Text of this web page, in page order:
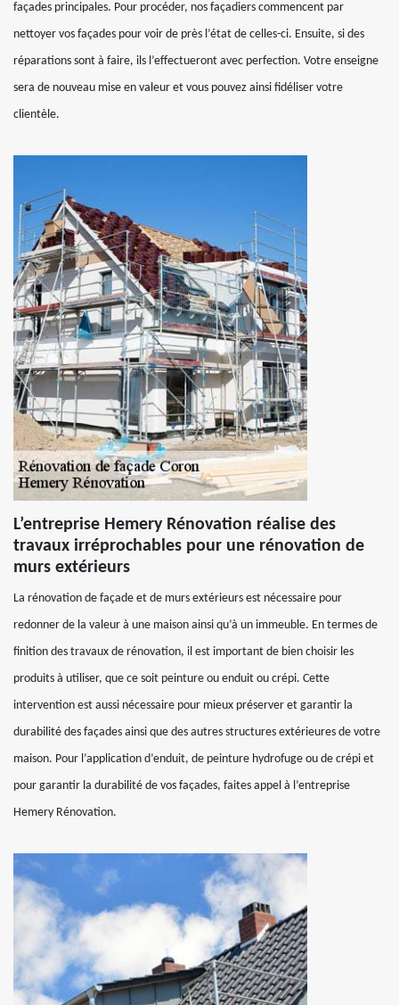
façades principales. Pour procéder, nos façadiers commencent par
nettoyer vos façades pour voir de près l’état de celles-ci. Ensuite, si des
réparations sont à faire, ils l’effectueront avec perfection. Votre enseigne
sera de nouveau mise en valeur et vous pouvez ainsi fidéliser votre
clientèle.
L’entreprise Hemery Rénovation réalise des
travaux irréprochables pour une rénovation de
murs extérieurs
La rénovation de façade et de murs extérieurs est nécessaire pour
redonner de la valeur à une maison ainsi qu’à un immeuble. En termes de
finition des travaux de rénovation, il est important de bien choisir les
produits à utiliser, que ce soit peinture ou enduit ou crépi. Cette
intervention est aussi nécessaire pour mieux préserver et garantir la
durabilité des façades ainsi que des autres structures extérieures de votre
maison. Pour l’application d’enduit, de peinture hydrofuge ou de crépi et
pour garantir la durabilité de vos façades, faites appel à l’entreprise
Hemery Rénovation.